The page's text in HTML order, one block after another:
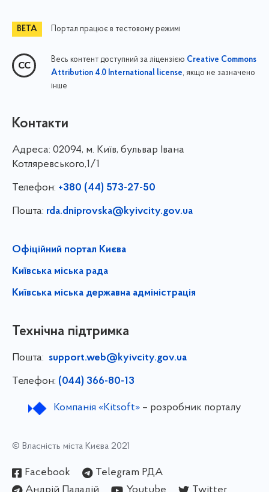
Портал працює в тестовому режимі
Весь контент доступний за ліцензією Creative Commons
Attribution 4.0 International license, якщо не зазначено
інше
Контакти
Адреса: 02094, м. Київ, бульвар Івана
Котляревського,1/1
Телефон: +380 (44) 573-27-50
Пошта: rda.dniprovska@kyivcity.gov.ua
Офіційний портал Києва
Київська міська рада
Київська міська державна адміністрація
Технічна підтримка
Пошта: support.web@kyivcity.gov.ua
Телефон: (044) 366-80-13
Компанія «Kitsoft»– розробник порталу
© Власність міста Києва 2021
Facebook
Telegram РДА
Андрій Паладій
Youtube Twitter